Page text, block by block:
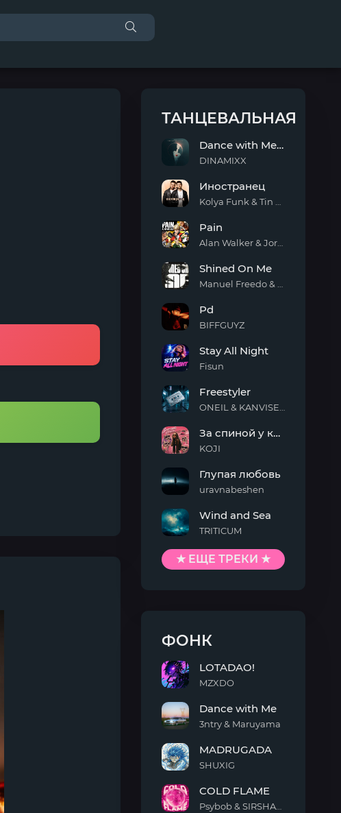
ТАНЦЕВАЛЬНАЯ
with
Me
Dance with Me Tonight
DINAMIXX
Иностранец
Pain
On
Me
Shined On Me
Pd
BIFFGUYZ
All
Night
Stay All Night
Fisun
Freestyler
спиной
у
За спиной у кисы
KOJI
любовь
Глупая любовь
uravnabeshen
and
Sea
Wind and Sea
TRITICUM
★ ЕЩЕ ТРЕКИ ★
ФОНК
LOTADAO!
MZXDO
with
Me
Dance with Me
3ntry & Maruyama
MADRUGADA
SHUXIG
COLD FLAME